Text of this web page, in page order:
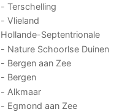
- Terschelling
- Vlieland
Hollande-Septentrionale
- Nature Schoorlse Duinen
- Bergen aan Zee
- Bergen
- Alkmaar
- Egmond aan Zee